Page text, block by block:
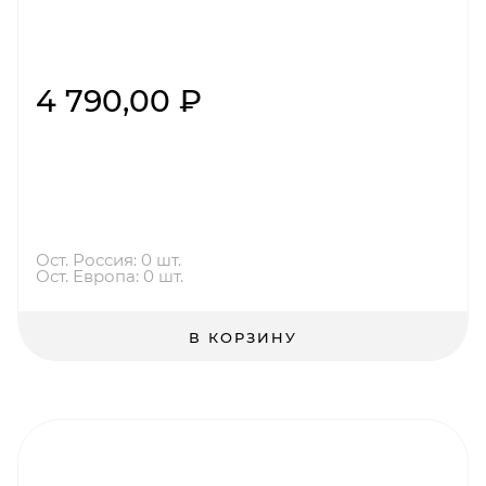
4 790,00 ₽
Ост. Россия: 0 шт.
Ост. Европа: 0 шт.
В КОРЗИНУ